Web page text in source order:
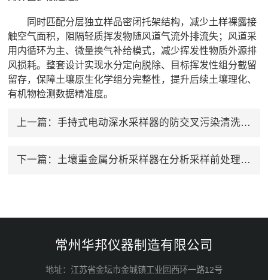
同时匹配分层独立样品密闭托架结构，减少土样裸露接
触空气面积，阻隔轻质挥发物随风道气流外排流失；风道采
用内循环为主、微量换气补给模式，减少挥发性物质外源排
风损耗。整套设计实现水分定向脱除、目标挥发性组分截留
留存，保障土壤原生化学组分完整性，提升后续土壤理化、
有机物检测数据精准度。
上一篇： 手持式电动深水采样器的防交叉污染清洗流程指南
下一篇： 土壤重金属分析采样器在分析采样前处理规范
常州华邦仪器制造有限公司
地址：江苏省金坛市金城镇工业园西环一路12号